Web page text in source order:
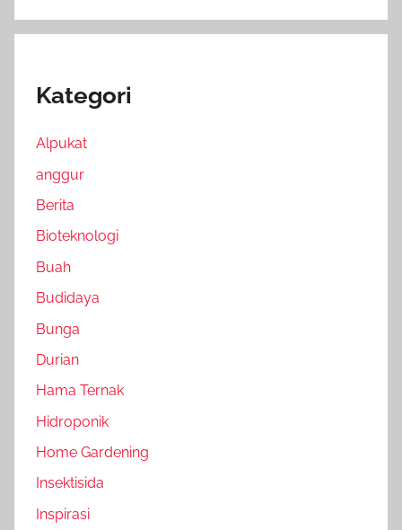
Kategori
Alpukat
anggur
Berita
Bioteknologi
Buah
Budidaya
Bunga
Durian
Hama Ternak
Hidroponik
Home Gardening
Insektisida
Inspirasi